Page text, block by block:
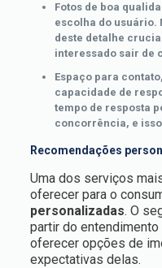
Fotos de boa
escolha do usuário.
deste detalhe
interessado sair de
Espaço para
capacidade de
tempo de resposta
concorrência, e
Recomendações
Uma dos serviços
oferecer para o
personalizadas. O
partir do
oferecer opções de
expectativas delas.